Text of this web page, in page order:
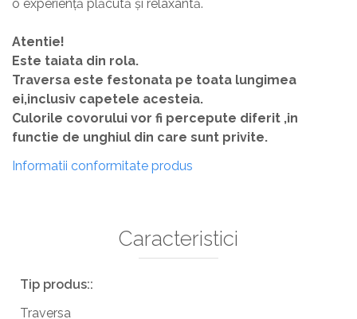
o experiență plăcută și relaxantă.
Atentie!
Este taiata din rola.
Traversa este festonata pe toata lungimea
ei,inclusiv capetele acesteia.
Culorile covorului vor fi percepute diferit ,in
functie de unghiul din care sunt privite.
Informatii conformitate produs
Caracteristici
Tip produs::
Traversa